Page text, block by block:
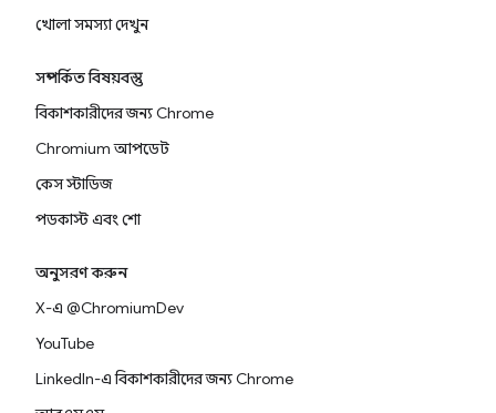
খোলা সমস্যা দেখুন
সম্পর্কিত বিষয়বস্তু
বিকাশকারীদের জন্য Chrome
Chromium আপডেট
কেস স্টাডিজ
পডকাস্ট এবং শো
অনুসরণ করুন
X-এ @ChromiumDev
YouTube
LinkedIn-এ বিকাশকারীদের জন্য Chrome